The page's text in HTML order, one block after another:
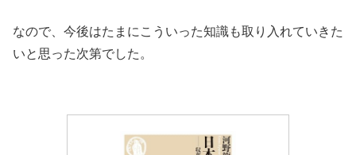
なので、今後はたまにこういった知識も取り入れていきた
いと思った次第でした。